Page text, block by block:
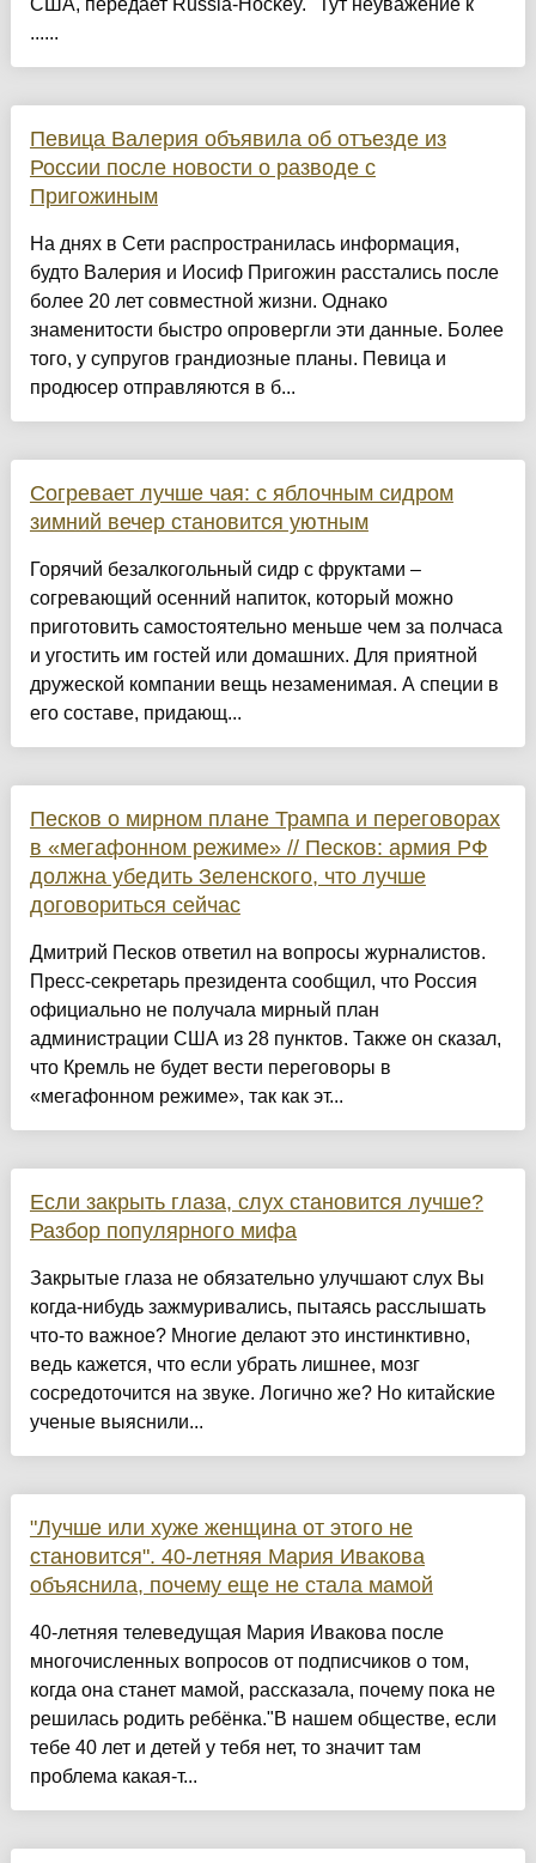
США, передает Russia-Hockey. "Тут неуважение к
......
Певица Валерия объявила об отъезде из
России после новости о разводе с
Пригожиным
На днях в Сети распространилась информация,
будто Валерия и Иосиф Пригожин расстались после
более 20 лет совместной жизни. Однако
знаменитости быстро опровергли эти данные. Более
того, у супругов грандиозные планы. Певица и
продюсер отправляются в б...
Согревает лучше чая: с яблочным сидром
зимний вечер становится уютным
Горячий безалкогольный сидр с фруктами –
согревающий осенний напиток, который можно
приготовить самостоятельно меньше чем за полчаса
и угостить им гостей или домашних. Для приятной
дружеской компании вещь незаменимая. А специи в
его составе, придающ...
Песков о мирном плане Трампа и переговорах
в «мегафонном режиме» // Песков: армия РФ
должна убедить Зеленского, что лучше
договориться сейчас
Дмитрий Песков ответил на вопросы журналистов.
Пресс-секретарь президента сообщил, что Россия
официально не получала мирный план
администрации США из 28 пунктов. Также он сказал,
что Кремль не будет вести переговоры в
«мегафонном режиме», так как эт...
Если закрыть глаза, слух становится лучше?
Разбор популярного мифа
Закрытые глаза не обязательно улучшают слух Вы
когда-нибудь зажмуривались, пытаясь расслышать
что-то важное? Многие делают это инстинктивно,
ведь кажется, что если убрать лишнее, мозг
сосредоточится на звуке. Логично же? Но китайские
ученые выяснили...
"Лучше или хуже женщина от этого не
становится". 40-летняя Мария Ивакова
объяснила, почему еще не стала мамой
40-летняя телеведущая Мария Ивакова после
многочисленных вопросов от подписчиков о том,
когда она станет мамой, рассказала, почему пока не
решилась родить ребёнка."В нашем обществе, если
тебе 40 лет и детей у тебя нет, то значит там
проблема какая-т...